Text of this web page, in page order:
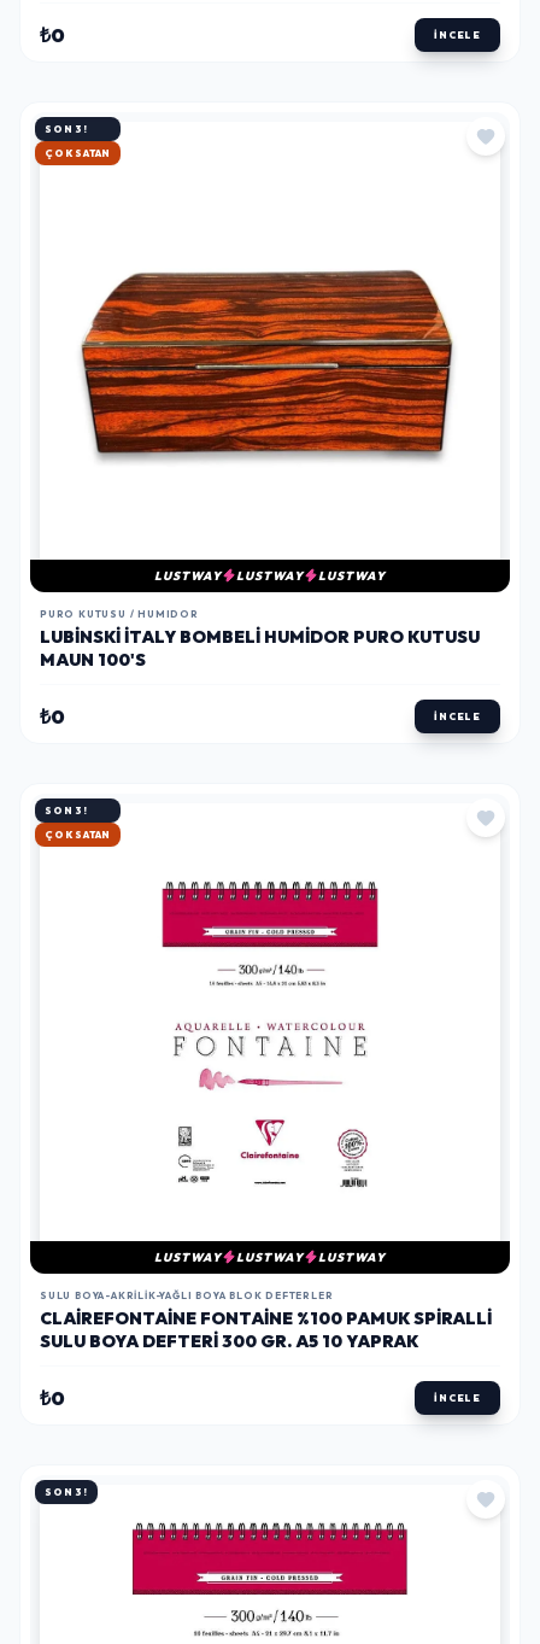
₺0 İNCELE
SON 3!
HIZLI KARGO
LUSTWAY LUSTWAY LUSTWAY
PURO KUTUSU / HUMIDOR
LUBINSKI İTALY BOMBELI HUMIDOR PURO KUTUSU
MAUN 100'S
₺0 İNCELE
SON 3!
HIZLI KARGO
LUSTWAY LUSTWAY LUSTWAY
SULU BOYA-AKRILIK-YAĞLI BOYA BLOK DEFTERLER
CLAIREFONTAINE FONTAINE %100 PAMUK SPIRALLI
SULU BOYA DEFTERI 300 GR. A5 10 YAPRAK
₺0 İNCELE
SON 3!